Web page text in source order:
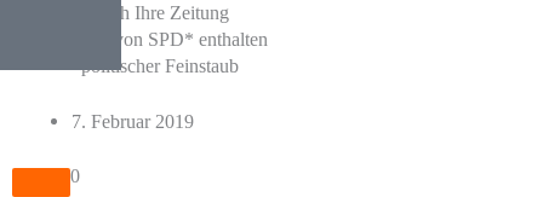
Achtung: Auch Ihre Zeitung
kann Spuren von SPD* enthalten
*politischer Feinstaub
7. Februar 2019
0